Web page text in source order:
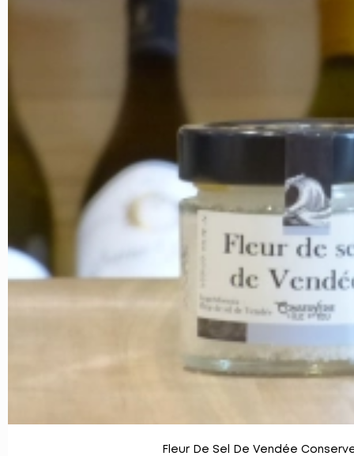
Fleur De Sel De Vendée